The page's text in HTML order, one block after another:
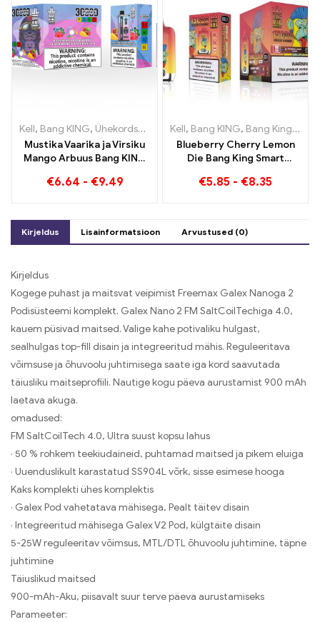
Kell, Bang KING, Ühekordsed e-sigaretid Leedu ,Ühekordsed e-
Mustika Vaarika ja Virsiku
Mango Arbuus Bang KING
kasutatavad e-sigaretid
seade Ideaalne
€6.64 - €9.49
Kell, Bang KING, Bang Kingi nutikas ekraan 15000 Puff
Blueberry Cherry Lemon
Die Bang King Smart
Ülevaade uuenduslikust
€5.85 - €8.35
Kirjeldus Lisainformatsioon Arvustused (0)
Kirjeldus
Kogege puhast ja maitsvat veipimist Freemax Galex Nanoga 2
Podisüsteemi komplekt. Galex Nano 2 FM SaltCoilTechiga 4.0,
kauem püsivad maitsed. Valige kahe potivaliku hulgast,
sealhulgas top-fill disain ja integreeritud mähis. Reguleeritava
võimsuse ja õhuvoolu juhtimisega saate iga kord saavutada
täiusliku maitseprofiili. Nautige kogu päeva aurustamist 900 mAh
laetava akuga.
omadused:
FM SaltCoilTech 4.0, Ultra suust kopsu lahus
· 50 % rohkem teekiudaineid, puhtamad maitsed ja pikem eluiga
· Uuenduslikult karastatud SS904L võrk, sisse esimese hooga
Kaks komplekti ühes komplektis
· Galex Pod vahetatava mähisega, Pealt täitev disain
· Integreeritud mähisega Galex V2 Pod, külgtäite disain
5-25W reguleeritav võimsus, MTL/DTL õhuvoolu juhtimine, täpne
juhtimine
Täiuslikud maitsed
900-mAh-Aku, piisavalt suur terve päeva aurustamiseks
Parameeter: